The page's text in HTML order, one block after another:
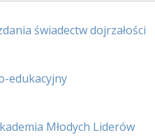
świadectw dojrzałości
edukacyjny
Młodych Liderów